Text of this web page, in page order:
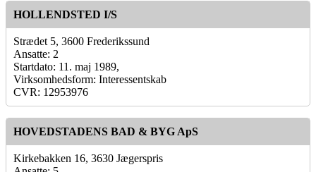
HOLLENDSTED I/S
Strædet 5, 3600 Frederikssund
Ansatte: 2
Startdato: 11. maj 1989,
Virksomhedsform: Interessentskab
CVR: 12953976
HOVEDSTADENS BAD & BYG ApS
Kirkebakken 16, 3630 Jægerspris